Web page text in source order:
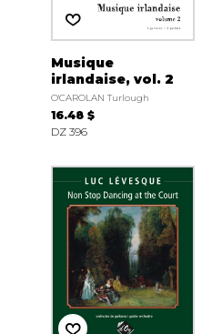
Musique
irlandaise, vol. 2
O'CAROLAN Turlough
16.48 $
DZ 396